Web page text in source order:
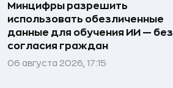
Минцифры разрешить
использовать обезличенные
данные для обучения ИИ — без
согласия граждан
06 августа 2026, 17:15